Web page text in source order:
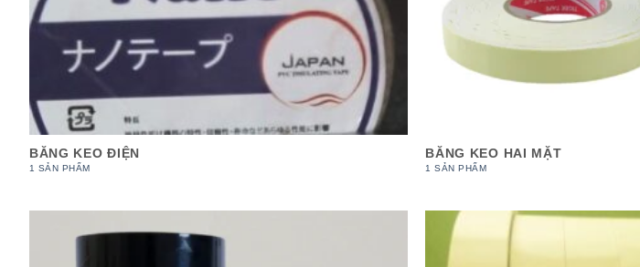
BĂNG KEO ĐIỆN
1 SẢN PHẨM
BĂNG KEO HAI MẶT
1 SẢN PHẨM